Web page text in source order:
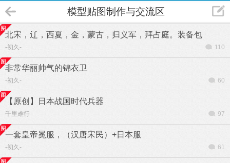
模型贴图制作与交流区
北宋，辽，西夏，金，蒙古，归义军，拜占庭。装备包
-初久- 110
非常华丽帅气的锦衣卫
-初久- 60
【原创】日本战国时代兵器
千里难行 97
一套皇帝冕服，（汉唐宋民）+日本服
-初久- 61